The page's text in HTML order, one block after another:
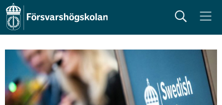
Sök Meny